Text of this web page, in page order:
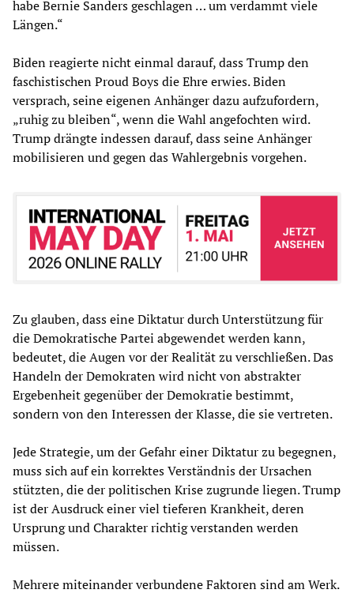
habe Bernie Sanders geschlagen … um verdammt viele
Längen.“
Biden reagierte nicht einmal darauf, dass Trump den
faschistischen Proud Boys die Ehre erwies. Biden
versprach, seine eigenen Anhänger dazu aufzufordern,
„ruhig zu bleiben“, wenn die Wahl angefochten wird.
Trump drängte indessen darauf, dass seine Anhänger
mobilisieren und gegen das Wahlergebnis vorgehen.
Zu glauben, dass eine Diktatur durch Unterstützung für
die Demokratische Partei abgewendet werden kann,
bedeutet, die Augen vor der Realität zu verschließen. Das
Handeln der Demokraten wird nicht von abstrakter
Ergebenheit gegenüber der Demokratie bestimmt,
sondern von den Interessen der Klasse, die sie vertreten.
Jede Strategie, um der Gefahr einer Diktatur zu begegnen,
muss sich auf ein korrektes Verständnis der Ursachen
stützten, die der politischen Krise zugrunde liegen. Trump
ist der Ausdruck einer viel tieferen Krankheit, deren
Ursprung und Charakter richtig verstanden werden
müssen.
Mehrere miteinander verbundene Faktoren sind am Werk.